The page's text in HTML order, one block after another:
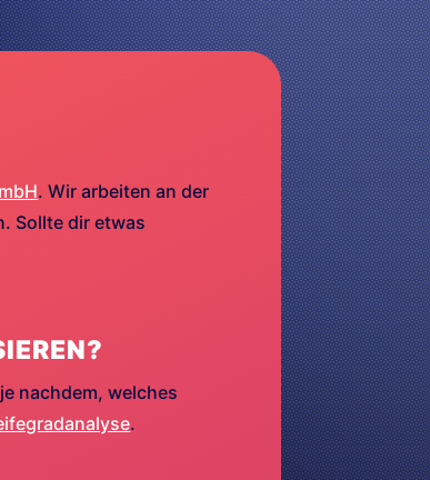
. Wir arbeiten an der
Sollte dir etwas
nachdem, welches
.